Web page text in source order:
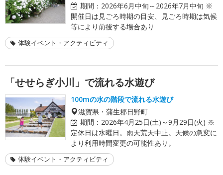
期間： 2026年6月中旬～2026年7月中旬 ※
開催日は見ごろ時期の目安、見ごろ時期は気候
等により前後する場合あり
体験イベント・アクティビティ
「せせらぎ小川」で流れる水遊び
100mの水の階段で流れる水遊び
滋賀県・蒲生郡日野町
期間： 2026年4月25日(土)～9月29日(火) ※
定休日は水曜日。雨天荒天中止。天候の急変に
より利用時間変更の可能性あり。
体験イベント・アクティビティ